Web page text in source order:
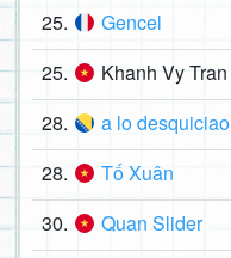
25. Gencel
25. Khanh Vy Tran
28. a lo desquiciao
28. Tố Xuân
30. Quan Slider